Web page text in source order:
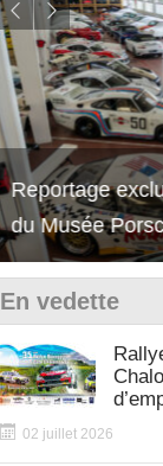
Reportage
du Musée
Découverte de
12Cilindri
En vedette
02 juillet 2026